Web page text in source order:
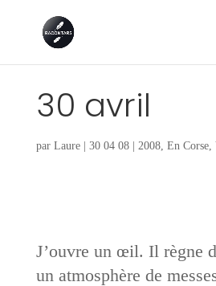
30 avril
par Laure| 30 04 08| 2008, En Corse,
J’ouvre un œil. Il règne
un atmosphère de